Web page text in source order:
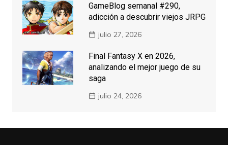
GameBlog semanal #290,
adicción a descubrir viejos JRPG
julio 27, 2026
Final Fantasy X en 2026,
analizando el mejor juego de su
saga
julio 24, 2026